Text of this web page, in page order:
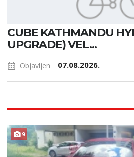
CUBE KATHMANDU
UPGRADE) VEL...
Objavljen 07.08.2026.
9